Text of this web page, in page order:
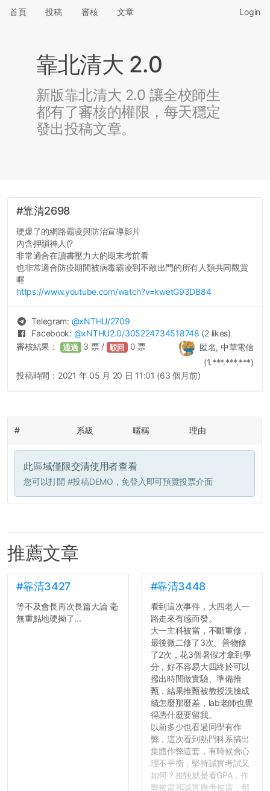
首頁 投稿 審核 文章 Login
靠北清大 2.0
新版靠北清大 2.0 讓全校師生
都有了審核的權限，每天穩定
發出投稿文章。
#靠清2698
硬爆了的網路霸凌與防治宣導影片
內含押韻神人(?
非常適合在讀書壓力大的期末考前看
也非常適合防疫期間被病毒霸凌到不敢出門的所有人類共同觀賞
喔
https://www.youtube.com/watch?v=kwetG93DB84
Telegram: @xNTHU/2709
Facebook: @xNTHU2.0/305224734518748 (2 likes)
匿名, 中華電信
(1.***.***.***)
審核結果： 通過 3 票 / 駁回 0 票
投稿時間： 2021 年 05 月 20 日 11:01 (63 個月前)
# 系級 暱稱 理由
此區域僅限交清使用者查看
您可以打開 #投稿DEMO ，免登入即可預覽投票介面
推薦文章
#靠清3427
等不及會長再次長篇大論 毫
無重點地硬拗了...
#靠清3448
看到這次事件，大四老人一
路走來有感而發。
大一主科被當，不斷重修，
最後微二修了3次、普物修
了2次，花3個暑假才拿到學
分，好不容易大四終於可以
撥出時間做實驗、準備推
甄，結果推甄被教授洗臉成
績怎麼那麼差，lab老師也覺
得憑什麼要留我。
以前多少也看過同學有作
弊，這次看到熱門科系搞出
集體作弊這套，有時候會心
理不平衡，堅持誠實考試又
如何？推甄就是看GPA，作
弊被當和誠實應考被當，都